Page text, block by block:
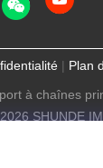
| Plan
à chaînes
SHUNDE
. Tous